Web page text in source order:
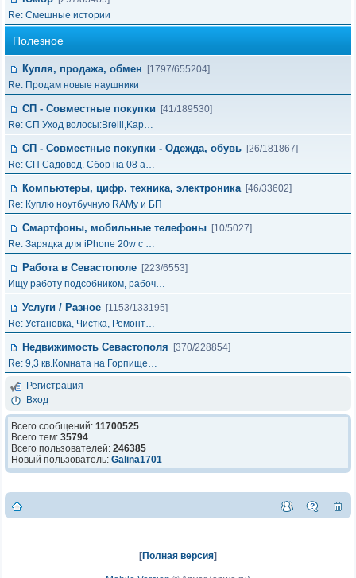
Re: Смешные истории
Полезное
Купля, продажа, обмен
[1797/655204]
Re: Продам новые наушники
СП - Совместные покупки
[41/189530]
Re: СП Уход волосы:Brelil,Kap…
СП - Совместные покупки - Одежда, обувь [26/181867]
Re: СП Садовод. Сбор на 08 а…
Компьютеры, цифр. техника, электроника [46/33602]
Re: Куплю ноутбучную RAMу и БП
Смартфоны, мобильные телефоны [10/5027]
Re: Зарядка для iPhone 20w с …
Работа в Севастополе [223/6553]
Ищу работу подсобником, рабоч…
Услуги / Разное [1153/133195]
Re: Установка, Чистка, Ремонт…
Недвижимость Севастополя
[370/228854]
Re: 9,3 кв.Комната на Горпище…
Регистрация
Вход
Всего сообщений: 11700525
Всего тем: 35794
Всего пользователей: 246385
Новый пользователь: Galina1701
[Полная версия]